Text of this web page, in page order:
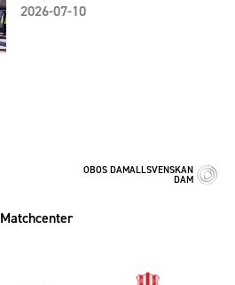
2026-07-10
OBOS DAMALLSVENSKAN
DAM
Matchcenter